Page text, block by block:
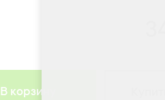
В корзину